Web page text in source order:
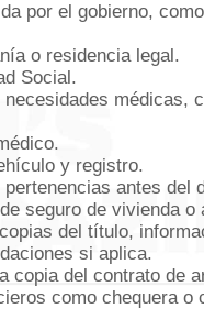
por el gobierno,
o residencia legal.
Social.
médicas,
y registro.
antes del
seguro de vivienda o
del título,
si aplica.
copia del contrato de
como chequera o